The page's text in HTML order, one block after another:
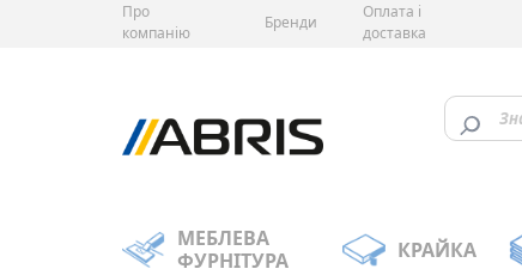
Про
компанію
Бренди
Оплата і
доставка
МЕБЛЕВА
ФУРНІТУРА
КРАЙКА